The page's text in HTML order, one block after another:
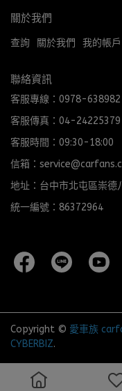
關於我們
查詢 關於我們 我的帳戶
聯絡資訊
客服專線：0978-638982
客服傳真：04-24225379
客服時間：09:30-18:00
信箱：
地址：台中市北屯區崇德
統一編號：86372964
Copyright © 愛車族
CYBERBIZ.